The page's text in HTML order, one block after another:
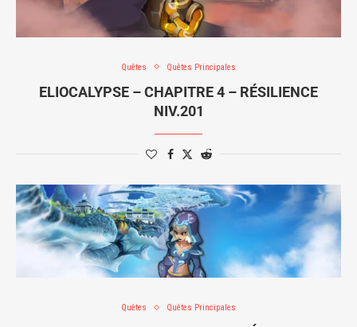
Quêtes Quêtes Principales
ELIOCALYPSE – CHAPITRE 4 – RÉSILIENCE
NIV.201
Quêtes Quêtes Principales